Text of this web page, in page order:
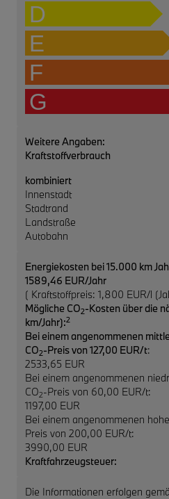
D
E
F
G
Weitere Angaben:
Kraftstoffverbrauch
kombiniert
Innenstadt
Stadtrand
Landstraße
Autobahn
Energiekosten bei 15.000 km
1589,46 EUR/Jahr
( Kraftstoffpreis: 1,800 EUR/l
Mögliche CO2-Kosten über die
km/Jahr):2
Bei einem angenommenen
CO2-Preis von 127,00 EUR/t:
2533,65 EUR
Bei einem angenommenen
CO2-Preis von 60,00 EUR/t:
1197,00 EUR
Bei einem angenommenen
Preis von 200,00 EUR/t:
3990,00 EUR
Kraftfahrzeugsteuer:
Die Informationen erfolgen